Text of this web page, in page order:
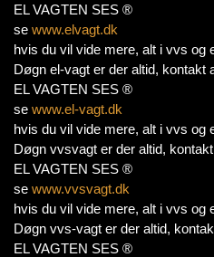
EL VAGTEN SES ®
se www.elvagt.dk
hvis du vil vide mere, alt i vvs og
Døgn el-vagt er der altid, kontakt
EL VAGTEN SES ®
se www.el-vagt.dk
hvis du vil vide mere, alt i vvs og
Døgn vvsvagt er der altid,
EL VAGTEN SES ®
se www.vvsvagt.dk
hvis du vil vide mere, alt i vvs og
Døgn vvs-vagt er der altid,
EL VAGTEN SES ®